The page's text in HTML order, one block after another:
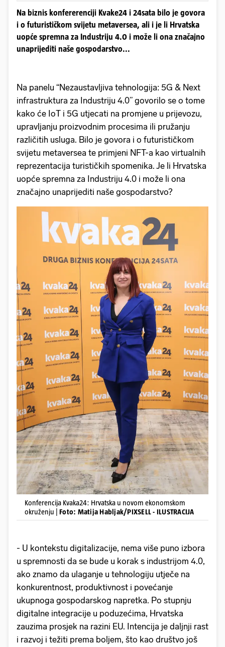
Na biznis konfererenciji Kvake24 i 24sata bilo je govora
i o futurističkom svijetu metaversea, ali i je li Hrvatska
uopće spremna za Industriju 4.0 i može li ona značajno
unaprijediti naše gospodarstvo...
Na panelu “Nezaustavljiva tehnologija: 5G & Next
infrastruktura za Industriju 4.0” govorilo se o tome
kako će IoT i 5G utjecati na promjene u prijevozu,
upravljanju proizvodnim procesima ili pružanju
različitih usluga. Bilo je govora i o futurističkom
svijetu metaversea te primjeni NFT-a kao virtualnih
reprezentacija turističkih spomenika. Je li Hrvatska
uopće spremna za Industriju 4.0 i može li ona
značajno unaprijediti naše gospodarstvo?
Konferencija Kvaka24: Hrvatska u novom ekonomskom
okruženju | Foto: Matija Habljak/PIXSELL - ILUSTRACIJA
- U kontekstu digitalizacije, nema više puno izbora
u spremnosti da se bude u korak s industrijom 4.0,
ako znamo da ulaganje u tehnologiju utječe na
konkurentnost, produktivnost i povećanje
ukupnoga gospodarskog napretka. Po stupnju
digitalne integracije u poduzećima, Hrvatska
zauzima prosjek na razini EU. Intencija je daljnji rast
i razvoj i težiti prema boljem, što kao društvo još